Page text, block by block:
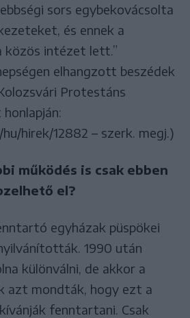
sors egybekovácsolta
és ennek a
közös intézet lett.”
elhangzott beszédek
Protestáns
hirek/12882 – szerk. megj.)
működés is csak ebben
el?
egyházak püspökei
1990 után
különválni, de akkor a
azt mondták, hogy ezt a
fenntartani. Csak